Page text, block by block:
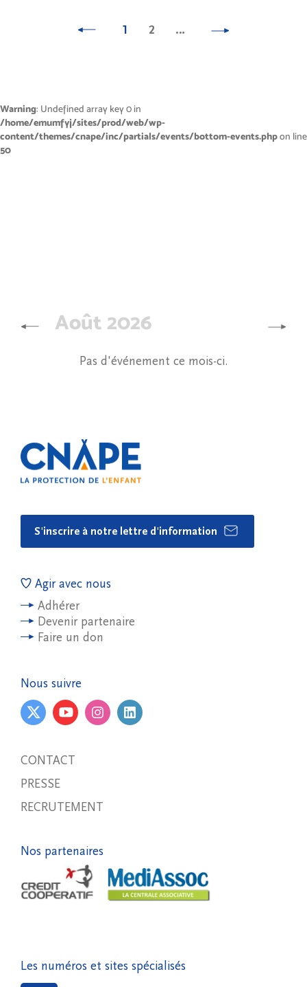
1 2 …
Warning: Undefined array key 0 in
/home/emumfyj/sites/prod/web/wp-
content/themes/cnape/inc/partials/events/bottom-events.phpon line
50
Août 2026
Pas d'événement ce mois-ci.
S'inscrire à notre lettre d'information
Agir avec nous
Adhérer
Devenir partenaire
Faire un don
Nous suivre
CONTACT
PRESSE
RECRUTEMENT
Nos partenaires
Les numéros et sites spécialisés